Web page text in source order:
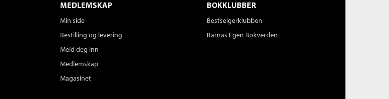
MEDLEMSKAP
Min side
Bestilling og levering
Meld deg inn
Medlemskap
Magasinet
BOKKLUBBER
Bestselgerklubben
Barnas Egen Bokverden